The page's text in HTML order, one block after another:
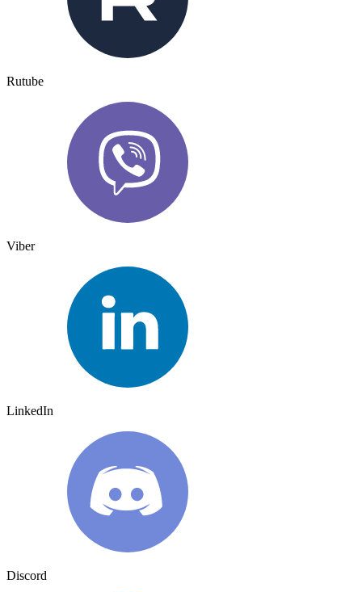
Rutube
Viber
LinkedIn
Discord